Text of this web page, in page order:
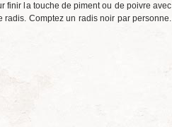
finir la touche de piment ou de poivre avec
Comptez un radis noir par personne.